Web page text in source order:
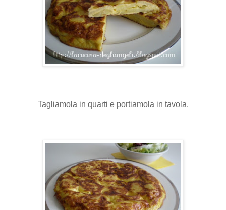
Tagliamola in quarti e portiamola in tavola.